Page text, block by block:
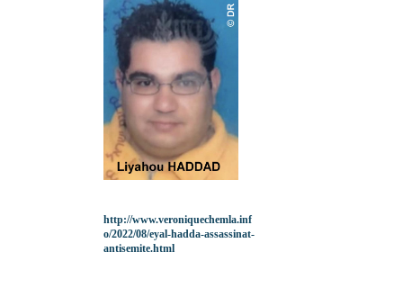
http://www.veroniquechemla.inf
o/2022/08/eyal-hadda-assassinat-
antisemite.html